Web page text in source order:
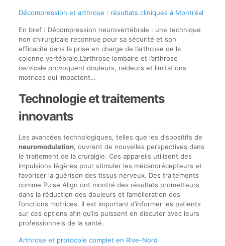
Décompression et arthrose : résultats cliniques à Montréal
En bref : Décompression neurovertébrale : une technique
non chirurgicale reconnue pour sa sécurité et son
efficacité dans la prise en charge de l’arthrose de la
colonne vertébrale.L’arthrose lombaire et l’arthrose
cervicale provoquent douleurs, raideurs et limitations
motrices qui impactent…
Technologie et traitements
innovants
Les avancées technologiques, telles que les dispositifs de
neuromodulation, ouvrent de nouvelles perspectives dans
le traitement de la cruralgie. Ces appareils utilisent des
impulsions légères pour stimuler les mécanorécepteurs et
favoriser la guérison des tissus nerveux. Des traitements
comme Pulse Align ont montré des résultats prometteurs
dans la réduction des douleurs et l’amélioration des
fonctions motrices. Il est important d’informer les patients
sur ces options afin qu’ils puissent en discuter avec leurs
professionnels de la santé.
Arthrose et protocole complet en Rive-Nord